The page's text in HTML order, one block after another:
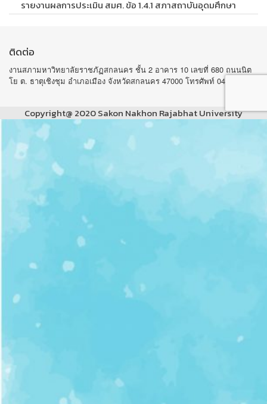
รายงานผลการประเมิน สมศ. ข้อ 1.4.1 สภาสถาบันอุดมศึกษา
ติดต่อ
งานสภามหาวิทยาลัยราชภัฏสกลนคร ชั้น 2 อาคาร 10 เลขที่ 680 ถนนนิต
โย ต. ธาตุเชิงชุม อำเภอเมือง จังหวัดสกลนคร 47000 โทรศัพท์ 042-970105
Copyright@ 2020 Sakon Nakhon Rajabhat University